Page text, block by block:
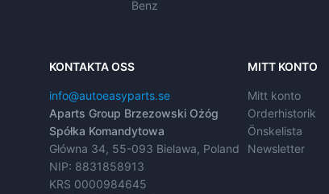
Benz
KONTAKTA OSS
info@autoeasyparts.se
Aparts Group Brzezowski Ożóg
Spółka Komandytowa
Główna 34, 55-093 Bielawa, Poland
NIP: 8831858913
KRS 0000984645
MITT KONTO
Mitt konto
Orderhistorik
Önskelista
Newsletter